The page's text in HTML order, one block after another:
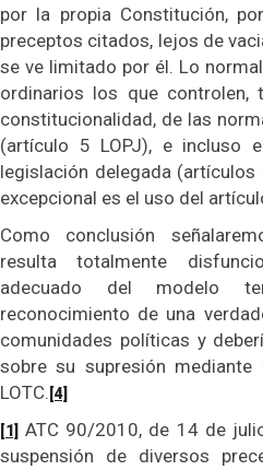
por la propia Constitución,
preceptos citados, lejos de
se ve limitado por él. Lo
ordinarios los que
constitucionalidad, de las
(artículo 5 LOPJ), e incluso
legislación delegada (artículos
excepcional es el uso del
Como conclusión
resulta totalmente
adecuado del modelo
reconocimiento de una
comunidades políticas y
sobre su supresión
LOTC. [4]
[1] ATC 90/2010, de 14 de
suspensión de diversos